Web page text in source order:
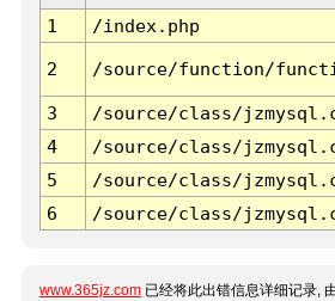
1
/index.php
2 /source/function/
3 /source/class/
4
/source/class/
5
/source/class/
6
/source/class/
www.365jz.com 已经将此出错信息详细记录,